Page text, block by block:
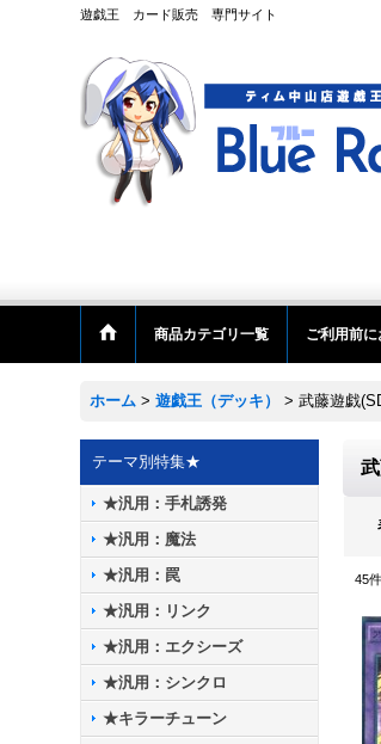
遊戯王 カード販売 専門サイト
商品カテゴリ一覧 ご利用前に
ホーム > 遊戯王（デッキ） > 武藤遊戯
テーマ別特集★
★汎用：手札誘発
★汎用：魔法
★汎用：罠
★汎用：リンク
★汎用：エクシーズ
★汎用：シンクロ
★キラーチューン
45件